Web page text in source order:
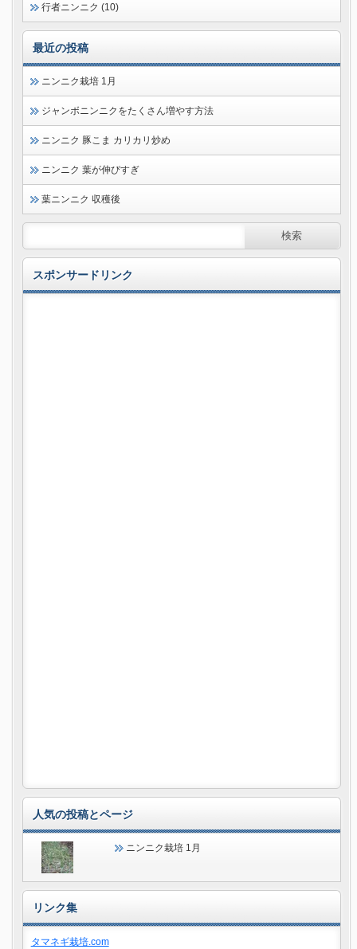
行者ニンニク (10)
最近の投稿
ニンニク栽培 1月
ジャンボニンニクをたくさん増やす方法
ニンニク 豚こま カリカリ炒め
ニンニク 葉が伸びすぎ
葉ニンニク 収穫後
スポンサードリンク
人気の投稿とページ
ニンニク栽培 1月
リンク集
タマネギ栽培.com